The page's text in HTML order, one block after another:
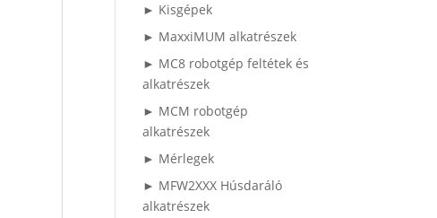
► Kisgépek
► MaxxiMUM alkatrészek
► MC8 robotgép feltétek és
alkatrészek
► MCM robotgép
alkatrészek
► Mérlegek
► MFW2XXX Húsdaráló
alkatrészek